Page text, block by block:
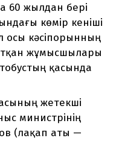
60 жылдан бері
көмір кеніші
осы кәсіпорынның
жұмысшылары
қасында
жетекші
министрінің
(лақап аты —